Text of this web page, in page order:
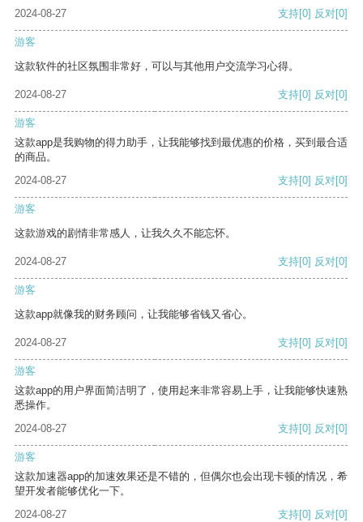
2024-08-27 支持[0] 反对[0]
游客
这款软件的社区氛围非常好，可以与其他用户交流学习心得。
2024-08-27 支持[0] 反对[0]
游客
这款app是我购物的得力助手，让我能够找到最优惠的价格，买到最合适
的商品。
2024-08-27
支持[0] 反对[0]
游客
这款游戏的剧情非常感人，让我久久不能忘怀。
2024-08-27 支持[0] 反对[0]
游客
这款app就像我的财务顾问，让我能够省钱又省心。
2024-08-27 支持[0] 反对[0]
游客
这款app的用户界面简洁明了，使用起来非常容易上手，让我能够快速熟
悉操作。
2024-08-27
支持[0] 反对[0]
游客
这款加速器app的加速效果还是不错的，但偶尔也会出现卡顿的情况，希
望开发者能够优化一下。
2024-08-27
支持[0] 反对[0]